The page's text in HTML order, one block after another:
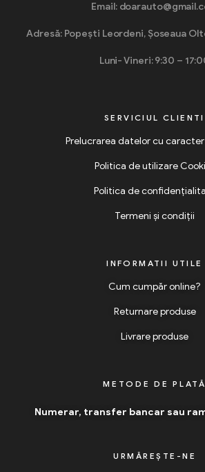
Email:
Adresă: Popești Leordeni, Șoseaua
Luni- Vineri: 9:30 –
SERVICIUL CLIENTI
Prelucrarea datelor cu caracter
Politica de utilizare
Politica de
Termeni și condiții
INFORMATII UTILE
Cum cumpăr online?
Returnare produse
Livrare produse
METODE DE PLATĂ
Numerar, transfer bancar sau
URMĂREȘTE-NE